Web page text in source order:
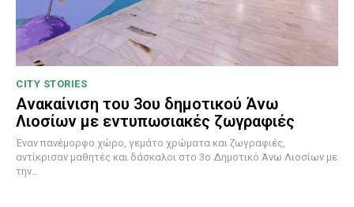
CITY STORIES
Ανακαίνιση του 3ου δημοτικού Άνω
Λιοσίων με εντυπωσιακές ζωγραφιές
Έναν πανέμορφο χώρο, γεμάτο χρώματα και ζωγραφιές,
αντίκρισαν μαθητές και δάσκαλοι στο 3ο Δημοτικό Άνω Λιοσίων με
την...